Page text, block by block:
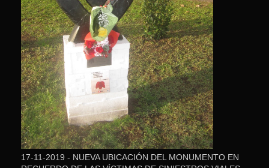
17-11-2019 - NUEVA UBICACIÓN DEL MONUMENTO EN